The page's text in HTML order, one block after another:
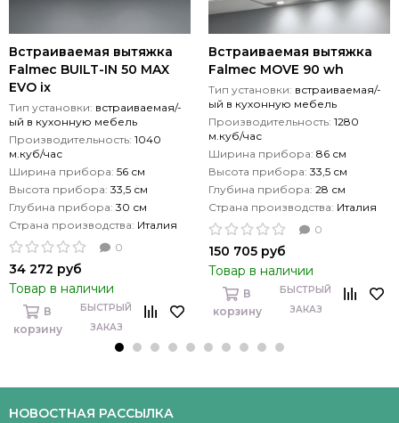
Встраиваемая вытяжка
Falmec BUILT-IN 50 MAX
EVO ix
Тип установки: встраиваемая/-
ый в кухонную мебель
Производительность: 1040
м.куб/час
Ширина прибора: 56 см
Высота прибора: 33,5 см
Глубина прибора: 30 см
Страна производства: Италия
0
34 272 руб
Товар в наличии
В
корзину
БЫСТРЫЙ
ЗАКАЗ
Встраиваемая вытяжка
Falmec MOVE 90 wh
Тип установки: встраиваемая/-
ый в кухонную мебель
Производительность: 1280
м.куб/час
Ширина прибора: 86 см
Высота прибора: 33,5 см
Глубина прибора: 28 см
Страна производства: Италия
0
150 705 руб
Товар в наличии
В
корзину
БЫСТРЫЙ
ЗАКАЗ
НОВОСТНАЯ РАССЫЛКА